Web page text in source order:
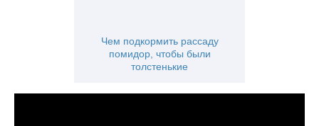
Чем подкормить рассаду
помидор, чтобы были
толстенькие